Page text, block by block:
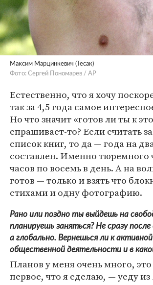
Максим Марцинкевич (Тесак)
Фото: Сергей Пономарев / AP
Естественно, что я хочу
так за 4,5 года самое
Но что значит «готов ли ты к
спрашивает-то? Если считать
список книг, то да — года на
составлен. Именно тюремного
часов по восемь в день. А на
готов — только и взять что
стихами и одну фотографию.
Рано или поздно ты выйдешь на
планируешь заняться? Не сразу
а глобально. Вернешься ли к активной
общественной деятельности и в
Планов у меня очень много,
первое, что я сделаю, — уеду